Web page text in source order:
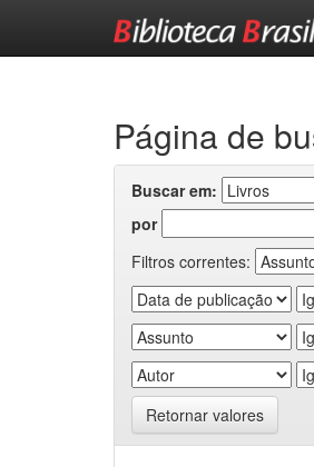
Página de
Buscar em:
por
Filtros correntes:
Retornar valores